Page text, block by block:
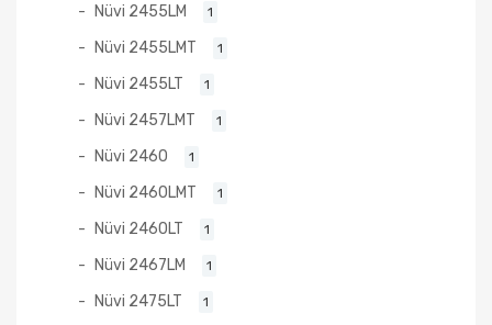
Nüvi 2455LM 1
Nüvi 2455LMT 1
Nüvi 2455LT 1
Nüvi 2457LMT 1
Nüvi 2460 1
Nüvi 2460LMT 1
Nüvi 2460LT 1
Nüvi 2467LM 1
Nüvi 2475LT 1